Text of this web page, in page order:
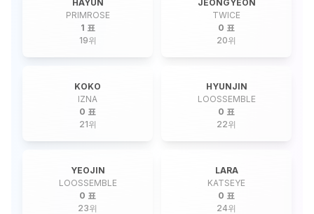
HAYUN
PRIMROSE
1 표
19위
JEONGYEON
TWICE
0 표
20위
KOKO
IZNA
0 표
21위
HYUNJIN
LOOSSEMBLE
0 표
22위
YEOJIN
LOOSSEMBLE
0 표
23위
LARA
KATSEYE
0 표
24위